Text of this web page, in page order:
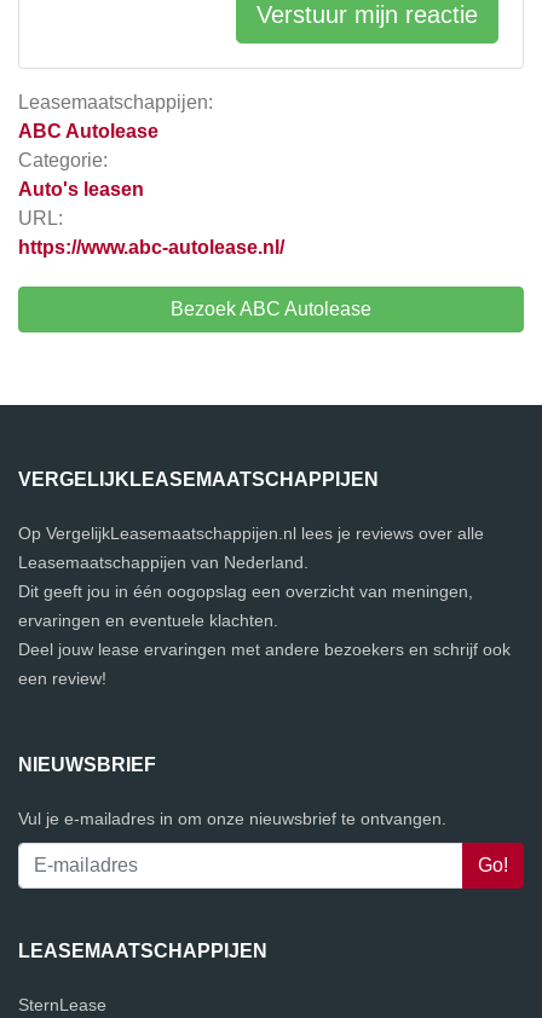
Leasemaatschappijen:
ABC Autolease
Categorie:
Auto's leasen
URL:
https://www.abc-autolease.nl/
Bezoek ABC Autolease
Verstuur mijn reactie
VERGELIJKLEASEMAATSCHAPPIJEN
Op VergelijkLeasemaatschappijen.nl lees je reviews over alle
Leasemaatschappijen van Nederland.
Dit geeft jou in één oogopslag een overzicht van meningen,
ervaringen en eventuele klachten.
Deel jouw lease ervaringen met andere bezoekers en schrijf ook
een review!
NIEUWSBRIEF
Vul je e-mailadres in om onze nieuwsbrief te ontvangen.
LEASEMAATSCHAPPIJEN
SternLease